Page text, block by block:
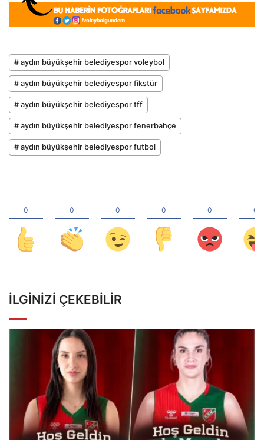
# aydın büyükşehir belediyespor voleybol
# aydın büyükşehir belediyespor fikstür
# aydın büyükşehir belediyespor tff
# aydın büyükşehir belediyespor fenerbahçe
# aydın büyükşehir belediyespor futbol
İLGINIZI ÇEKEBILIR